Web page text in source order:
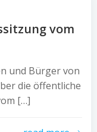
vom
und Bürger von
die öffentliche
[…]